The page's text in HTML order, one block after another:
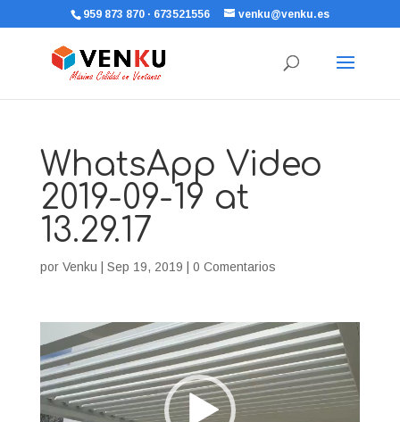
959 873 870 · 673521556 venku@venku.es
WhatsApp Video
2019-09-19 at
13.29.17
por Venku Sep 19, 2019 0 Comentarios
Reproductor
de
vídeo